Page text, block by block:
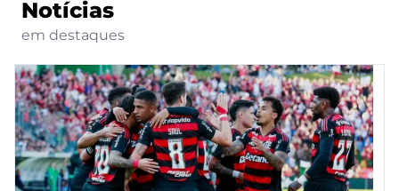
Notícias
em destaques